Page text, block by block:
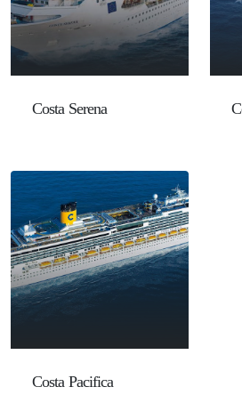
Costa Serena
Costa Pacifica